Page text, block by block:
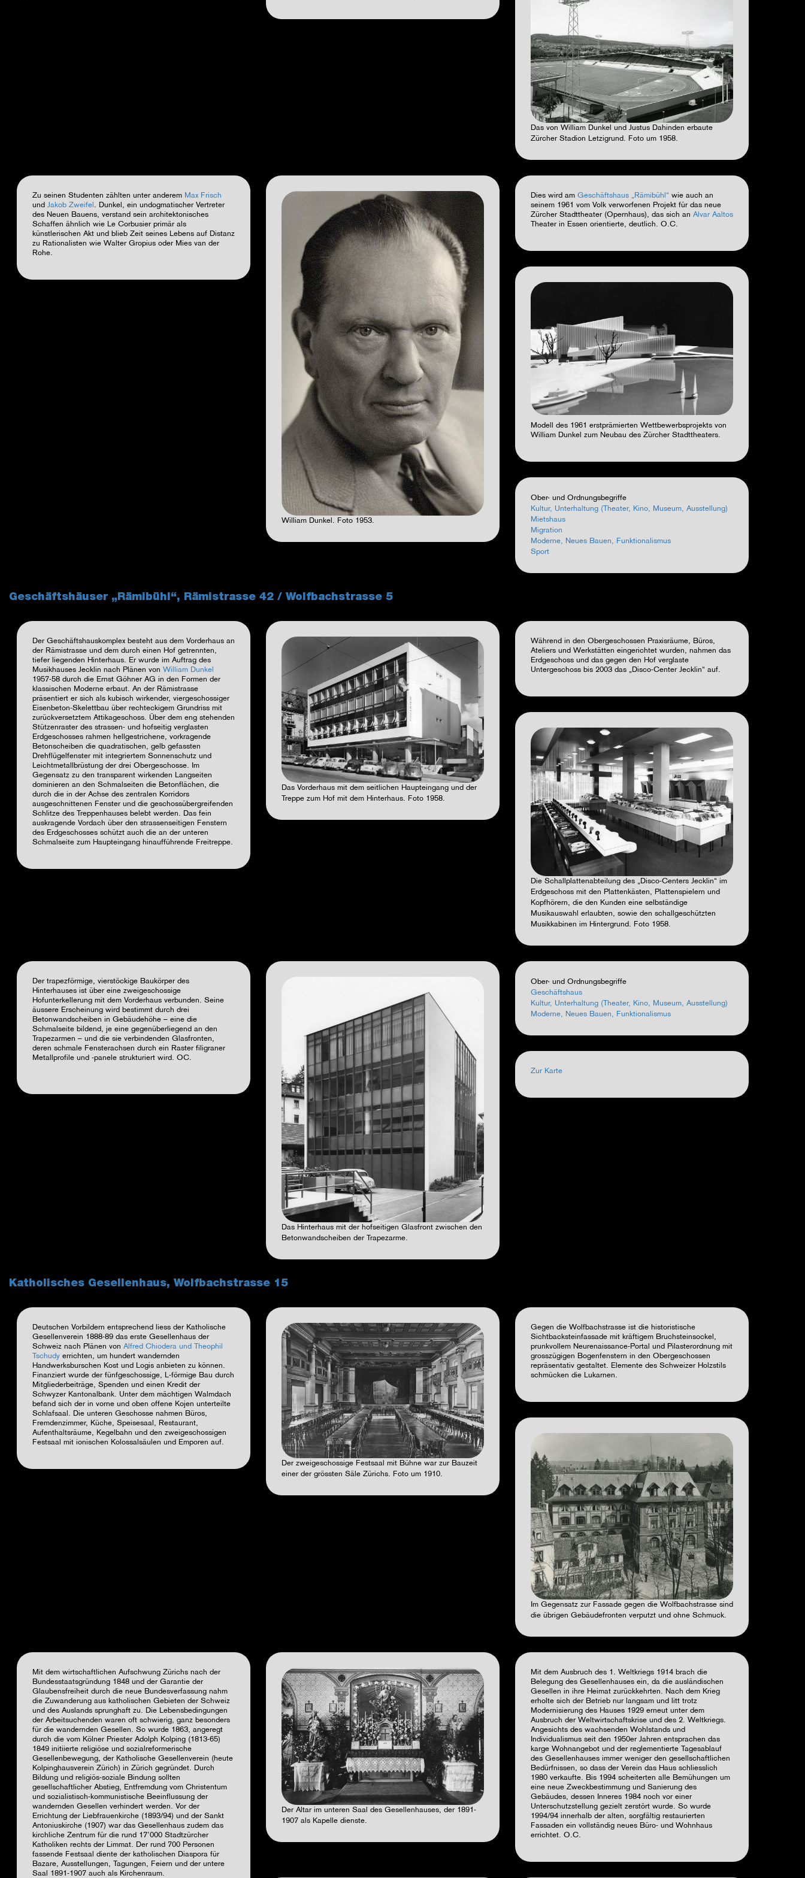
Das von William Dunkel und Justus Dahinden erbaute
Zürcher Stadion Letzigrund. Foto um 1958.
Zu seinen Studenten zählten unter anderem Max Frisch
und Jakob Zweifel. Dunkel, ein undogmatischer Vertreter
des Neuen Bauens, verstand sein architektonisches
Schaffen ähnlich wie Le Corbusierprimär als
künstlerischen Akt und blieb Zeit seines Lebens auf Distanz
zu Rationalisten wie Walter Gropius oder Mies van der
Rohe.
William Dunkel. Foto 1953.
Dies wird am Geschäftshaus „Rämibühl“ wie auch an
seinem 1961 vom Volk verworfenen Projekt für das neue
Zürcher Stadttheater (Opernhaus), das sich an Alvar Aaltos
Theater in Essen orientierte, deutlich. O.C.
Modell des 1961 erstprämierten Wettbewerbsprojekts von
William Dunkel zum Neubau des Zürcher Stadttheaters.
Ober- und Ordnungsbegriffe
Kultur, Unterhaltung (Theater, Kino, Museum, Ausstellung)
Mietshaus
Migration
Moderne, Neues Bauen, Funktionalismus
Sport
Geschäftshäuser „Rämibühl“, Rämistrasse 42 / Wolfbachstrasse 5
Der Geschäftshauskomplex besteht aus dem Vorderhaus an
der Rämistrasse und dem durch einen Hof getrennten,
tiefer liegenden Hinterhaus. Er wurde im Auftrag des
Musikhauses Jecklin nach Plänen von William Dunkel
1957-58 durch die Ernst Göhner AG in den Formen der
klassischen Moderne erbaut. An der Rämistrasse
präsentiert er sich als kubisch wirkender, viergeschossiger
Eisenbeton-Skelettbau über rechteckigem Grundriss mit
zurückversetztem Attikageschoss. Über dem eng stehenden
Stützenraster des strassen- und hofseitig verglasten
Erdgeschosses rahmen hellgestrichene, vorkragende
Betonscheiben die quadratischen, gelb gefassten
Drehflügelfenster mit integriertem Sonnenschutz und
Leichtmetallbrüstung der drei Obergeschosse. Im
Gegensatz zu den transparent wirkenden Langseiten
dominieren an den Schmalseiten die Betonflächen, die
durch die in der Achse des zentralen Korridors
ausgeschnittenen Fenster und die geschossübergreifenden
Schlitze des Treppenhauses belebt werden. Das fein
auskragende Vordach über den strassenseitigen Fenstern
des Erdgeschosses schützt auch die an der unteren
Schmalseite zum Haupteingang hinaufführende Freitreppe.
Das Vorderhaus mit dem seitlichen Haupteingang und der
Treppe zum Hof mit dem Hinterhaus. Foto 1958.
Während in den Obergeschossen Praxisräume, Büros,
Ateliers und Werkstätten eingerichtet wurden, nahmen das
Erdgeschoss und das gegen den Hof verglaste
Untergeschoss bis 2003 das „Disco-Center Jecklin“ auf.
Die Schallplattenabteilung des „Disco-Centers Jecklin“ im
Erdgeschoss mit den Plattenkästen, Plattenspielern und
Kopfhörern, die den Kunden eine selbständige
Musikauswahl erlaubten, sowie den schallgeschützten
Musikkabinen im Hintergrund. Foto 1958.
Der trapezförmige, vierstöckige Baukörper des
Hinterhauses ist über eine zweigeschossige
Hofunterkellerung mit dem Vorderhaus verbunden. Seine
äussere Erscheinung wird bestimmt durch drei
Betonwandscheiben in Gebäudehöhe – eine die
Schmalseite bildend, je eine gegenüberliegend an den
Trapezarmen – und die sie verbindenden Glasfronten,
deren schmale Fensterachsen durch ein Raster filigraner
Metallprofile und -panele strukturiert wird. OC.
Das Hinterhaus mit der hofseitigen Glasfront zwischen den
Betonwandscheiben der Trapezarme.
Ober- und Ordnungsbegriffe
Geschäftshaus
Kultur, Unterhaltung (Theater, Kino, Museum, Ausstellung)
Moderne, Neues Bauen, Funktionalismus
Zur Karte
Katholisches Gesellenhaus, Wolfbachstrasse 15
Deutschen Vorbildern entsprechend liess der Katholische
Gesellenverein 1888-89 das erste Gesellenhaus der
Schweiz nach Plänen von Alfred Chiodera und Theophil
Tschudy errichten, um hundert wandernden
Handwerksburschen Kost und Logis anbieten zu können.
Finanziert wurde der fünfgeschossige, L-förmige Bau durch
Mitgliederbeiträge, Spenden und einen Kredit der
Schwyzer Kantonalbank. Unter dem mächtigen Walmdach
befand sich der in vorne und oben offene Kojen unterteilte
Schlafsaal. Die unteren Geschosse nahmen Büros,
Fremdenzimmer, Küche, Speisesaal, Restaurant,
Aufenthaltsräume, Kegelbahn und den zweigeschossigen
Festsaal mit ionischen Kolossalsäulen und Emporen auf.
Der zweigeschossige Festsaal mit Bühne war zur Bauzeit
einer der grössten Säle Zürichs. Foto um 1910.
Gegen die Wolfbachstrasse ist die historistische
Sichtbacksteinfassade mit kräftigem Bruchsteinsockel,
prunkvollem Neurenaissance-Portal und Pilasterordnung mit
grosszügigen Bogenfenstern in den Obergeschossen
repräsentativ gestaltet. Elemente des Schweizer Holzstils
schmücken die Lukarnen.
Im Gegensatz zur Fassade gegen die Wolfbachstrasse sind
die übrigen Gebäudefronten verputzt und ohne Schmuck.
Mit dem wirtschaftlichen Aufschwung Zürichs nach der
Bundesstaatsgründung 1848 und der Garantie der
Glaubensfreiheit durch die neue Bundesverfassung nahm
die Zuwanderung aus katholischen Gebieten der Schweiz
und des Auslands sprunghaft zu. Die Lebensbedingungen
der Arbeitsuchenden waren oft schwierig, ganz besonders
für die wandernden Gesellen. So wurde 1863, angeregt
durch die vom Kölner Priester Adolph Kolping (1813-65)
1849 initiierte religiöse und sozialreformerische
Gesellenbewegung, der Katholische Gesellenverein (heute
Kolpinghausverein Zürich) in Zürich gegründet. Durch
Bildung und religiös-soziale Bindung sollten
gesellschaftlicher Abstieg, Entfremdung vom Christentum
und sozialistisch-kommunistische Beeinflussung der
wandernden Gesellen verhindert werden. Vor der
Errichtung der Liebfrauenkirche (1893/94) und der Sankt
Antoniuskirche (1907) war das Gesellenhaus zudem das
kirchliche Zentrum für die rund 17’000 Stadtzürcher
Katholiken rechts der Limmat. Der rund 700 Personen
fassende Festsaal diente der katholischen Diaspora für
Bazare, Ausstellungen, Tagungen, Feiern und der untere
Saal 1891-1907 auch als Kirchenraum.
Der Altar im unteren Saal des Gesellenhauses, der 1891-
1907 als Kapelle dienste.
Mit dem Ausbruch des 1. Weltkriegs 1914 brach die
Belegung des Gesellenhauses ein, da die ausländischen
Gesellen in ihre Heimat zurückkehrten. Nach dem Krieg
erholte sich der Betrieb nur langsam und litt trotz
Modernisierung des Hauses 1929 erneut unter dem
Ausbruch der Weltwirtschaftskrise und des 2. Weltkriegs.
Angesichts des wachsenden Wohlstands und
Individualismus seit den 1950er Jahren entsprachen das
karge Wohnangebot und der reglementierte Tagesablauf
des Gesellenhauses immer weniger den gesellschaftlichen
Bedürfnissen, so dass der Verein das Haus schliesslich
1980 verkaufte. Bis 1994 scheiterten alle Bemühungen um
eine neue Zweckbestimmung und Sanierung des
Gebäudes, dessen Inneres 1984 noch vor einer
Unterschutzstellung gezielt zerstört wurde. So wurde
1994/94 innerhalb der alten, sorgfältig restaurierten
Fassaden ein vollständig neues Büro- und Wohnhaus
errichtet. O.C.